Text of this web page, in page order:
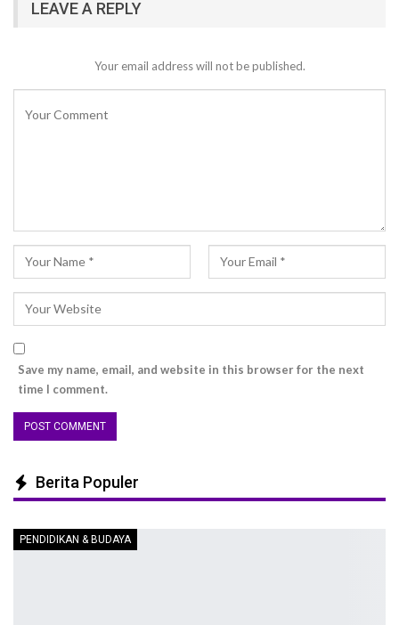
LEAVE A REPLY
Your email address will not be published.
Save my name, email, and website in this browser for the next
time I comment.
Berita Populer
PENDIDIKAN & BUDAYA